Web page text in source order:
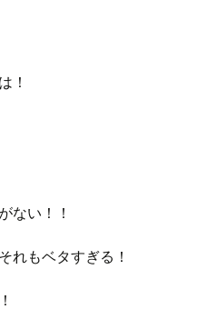
！
ない！！
もベタすぎる！